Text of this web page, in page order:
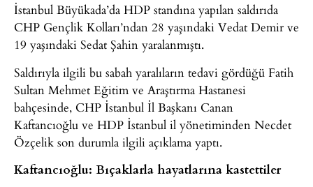
İstanbul Büyükada’da HDP standına yapılan saldırıda
CHP Gençlik Kolları’ndan 28 yaşındaki Vedat Demir ve
19 yaşındaki Sedat Şahin yaralanmıştı.
Saldırıyla ilgili bu sabah yaralıların tedavi gördüğü Fatih
Sultan Mehmet Eğitim ve Araştırma Hastanesi
bahçesinde, CHP İstanbul İl Başkanı Canan
Kaftancıoğlu ve HDP İstanbul il yönetiminden Necdet
Özçelik son durumla ilgili açıklama yaptı.
Kaftancıoğlu: Bıçaklarla hayatlarına kastettiler